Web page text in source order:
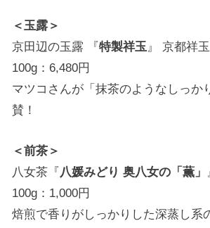
＜玉露＞
京田辺の玉露 『特製祥玉』 京都祥
100g：6,480円
マツコさんが「抹茶のようなしっか
賛！
＜前茶＞
八女茶『 八媛みどり 奥八女の「薫」
100g：1,000円
焙煎で香りがしっかりした深蒸し系